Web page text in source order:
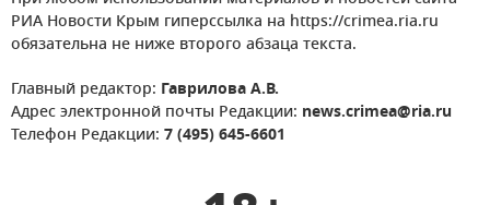
РИА Новости Крым гиперссылка на https://crimea.ria.ru
обязательна не ниже второго абзаца текста.
Главный редактор: Гаврилова А.В.
Адрес электронной почты Редакции: news.crimea@ria.ru
Телефон Редакции: 7 (495) 645-6601